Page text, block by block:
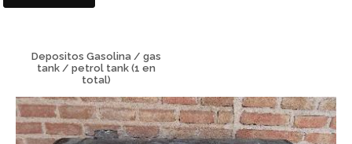
Depositos Gasolina / gas
tank / petrol tank (1 en
total)